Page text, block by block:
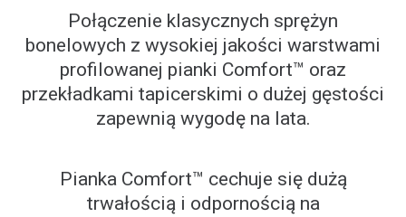
Połączenie klasycznych sprężyn
bonelowych z wysokiej jakości warstwami
profilowanej pianki Comfort™ oraz
przekładkami tapicerskimi o dużej gęstości
zapewnią wygodę na lata.
Pianka Comfort™ cechuje się dużą
trwałością i odpornością na